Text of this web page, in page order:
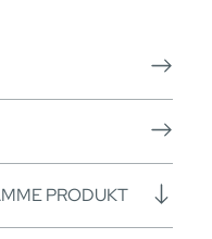
PRODUKT